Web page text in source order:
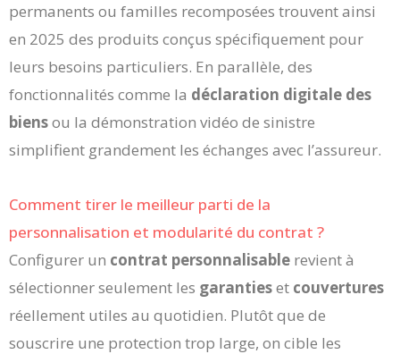
permanents ou familles recomposées trouvent ainsi
en 2025 des produits conçus spécifiquement pour
leurs besoins particuliers. En parallèle, des
fonctionnalités comme la déclaration digitale des
biensou la démonstration vidéo de sinistre
simplifient grandement les échanges avec l’assureur.
Comment tirer le meilleur parti de la
personnalisation et modularité du contrat ?
Configurer un contrat personnalisable revient à
sélectionner seulement les garantieset couvertures
réellement utiles au quotidien. Plutôt que de
souscrire une protection trop large, on cible les